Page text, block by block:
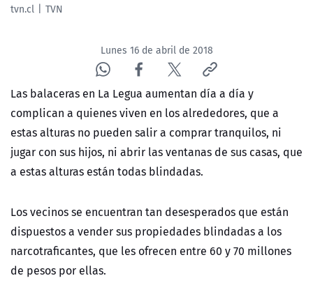
NTV
ACTUALIDAD Y TENDENCIAS
CORPORATIVO Y TRANSPARENCIA
CANAL DE DENUNCIAS
ÁREA DE PROYECTOS
tvn.cl TVN
Lunes 16 de abril de 2018
Las balaceras en La Legua aumentan día a día y
complican a quienes viven en los alrededores, que a
estas alturas no pueden salir a comprar tranquilos, ni
jugar con sus hijos, ni abrir las ventanas de sus casas, que
a estas alturas están todas blindadas.
Los vecinos se encuentran tan desesperados que están
dispuestos a vender sus propiedades blindadas a los
narcotraficantes, que les ofrecen entre 60 y 70 millones
de pesos por ellas.